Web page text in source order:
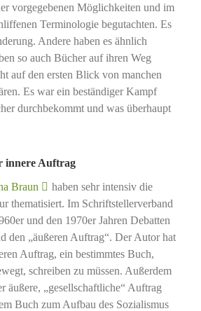
vorgegebenen Möglichkeiten und im
Terminologie begutachten. Es
Andere haben es ähnlich
so auch Bücher auf ihren Weg
auf den ersten Blick von manchen
Es war ein beständiger Kampf
durchbekommt und was überhaupt
innere Auftrag
Braun
haben sehr intensiv die
thematisiert. Im Schriftstellerverband
und den 1970er Jahren Debatten
den „äußeren Auftrag“. Der Autor hat
Auftrag, ein bestimmtes Buch,
schreiben zu müssen. Außerdem
äußere, „gesellschaftliche“ Auftrag
Buch zum Aufbau des Sozialismus